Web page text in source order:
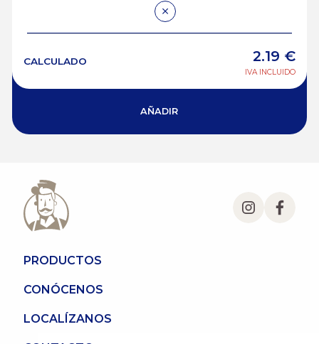
CALCULADO 2.19 €
IVA INCLUIDO
AÑADIR
PRODUCTOS
CONÓCENOS
LOCALÍZANOS